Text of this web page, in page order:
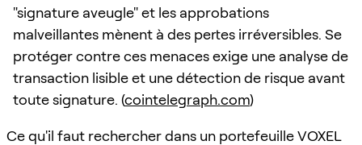
"signature aveugle" et les approbations
malveillantes mènent à des pertes irréversibles. Se
protéger contre ces menaces exige une analyse de
transaction lisible et une détection de risque avant
toute signature. (cointelegraph.com)
Ce qu'il faut rechercher dans un portefeuille VOXEL